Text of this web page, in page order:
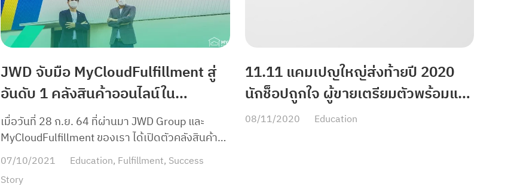
JWD จับมือ MyCloudFulfillment สู่
อันดับ 1 คลังสินค้าออนไลน์ใน
ไทย&อาเซียน
เมื่อวันที่ 28 ก.ย. 64 ที่ผ่านมา JWD Group และ
MyCloudFulfillment ของเรา ได้เปิดตัวคลังสินค้า
ออนไลน์พร้อมบริการ Fulfillment เก็บ แพ็ค ส่งแบบ
ครบวงจร ด้วยพื้นที่กว้างกว่า 6,500 ตารางเมตร
โดยการขยายพื้นที่ครั้งนี้บอกได้เลยค่ะว่า ใหญ่กว่า
07/10/2021 Education, Fulfillment, Success
Story
11.11 แคมเปญใหญ่ส่งท้ายปี 2020
นักช็อปถูกใจ ผู้ขายเตรียมตัวพร้อมแล้ว
หรือยัง?
08/11/2020 Education